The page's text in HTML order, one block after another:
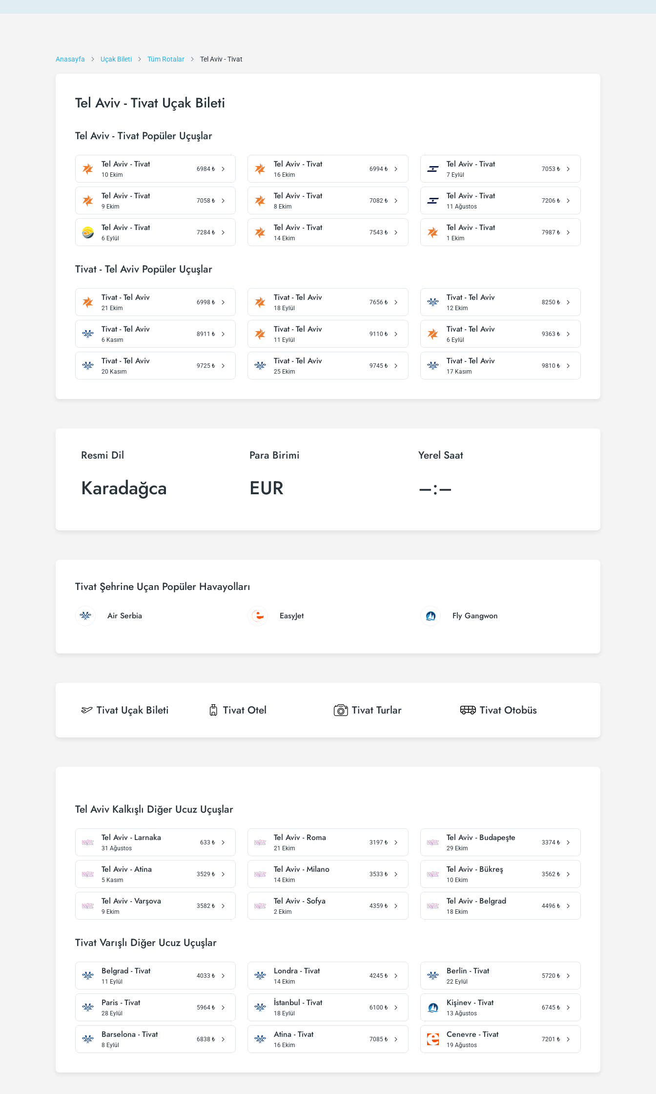
Anasayfa Uçak Bileti Tüm Rotalar Tel Aviv - Tivat
Tel Aviv - Tivat Uçak Bileti
Tel Aviv - Tivat Popüler Uçuşlar
Tel Aviv - Tivat
10 Ekim
6984 ₺ Tel Aviv - Tivat
16 Ekim
6994 ₺ Tel Aviv - Tivat
7 Eylül
7053 ₺
Tel Aviv - Tivat
9 Ekim
7058 ₺ Tel Aviv - Tivat
8 Ekim
7082 ₺ Tel Aviv - Tivat
11 Ağustos
7206 ₺
Tel Aviv - Tivat
6 Eylül
7284 ₺ Tel Aviv - Tivat
14 Ekim
7543 ₺ Tel Aviv - Tivat
1 Ekim
7987 ₺
Tivat - Tel Aviv Popüler Uçuşlar
Tivat - Tel Aviv
21 Ekim
6998 ₺ Tivat - Tel Aviv
18 Eylül
7656 ₺ Tivat - Tel Aviv
12 Ekim
8250 ₺
Tivat - Tel Aviv
6 Kasım
8911 ₺ Tivat - Tel Aviv
11 Eylül
9110 ₺ Tivat - Tel Aviv
6 Eylül
9363 ₺
Tivat - Tel Aviv
20 Kasım
9725 ₺ Tivat - Tel Aviv
25 Ekim
9745 ₺ Tivat - Tel Aviv
17 Kasım
9810 ₺
Resmi Dil
Karadağca
Para Birimi
EUR
Yerel Saat
–:–
Tivat Şehrine Uçan Popüler Havayolları
Air Serbia EasyJet Fly Gangwon
Tivat Uçak Bileti Tivat Otel Tivat Turlar Tivat Otobüs
Tel Aviv Kalkışlı Diğer Ucuz Uçuşlar
Tel Aviv - Larnaka
31 Ağustos
633 ₺ Tel Aviv - Roma
21 Ekim
3197 ₺ Tel Aviv - Budapeşte
29 Ekim
3374 ₺
Tel Aviv - Atina
5 Kasım
3529 ₺ Tel Aviv - Milano
14 Ekim
3533 ₺ Tel Aviv - Bükreş
10 Ekim
3562 ₺
Tel Aviv - Varşova
9 Ekim
3582 ₺ Tel Aviv - Sofya
2 Ekim
4359 ₺ Tel Aviv - Belgrad
18 Ekim
4496 ₺
Tivat Varışlı Diğer Ucuz Uçuşlar
Belgrad - Tivat
11 Eylül
4033 ₺ Londra - Tivat
14 Ekim
4245 ₺ Berlin - Tivat
22 Eylül
5720 ₺
Paris - Tivat
28 Eylül
5964 ₺ İstanbul - Tivat
18 Eylül
6100 ₺ Kişinev - Tivat
13 Ağustos
6745 ₺
Barselona - Tivat
8 Eylül
6838 ₺ Atina - Tivat
16 Ekim
7085 ₺ Cenevre - Tivat
19 Ağustos
7201 ₺